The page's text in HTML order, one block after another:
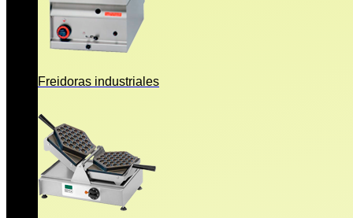
Freidoras industriales